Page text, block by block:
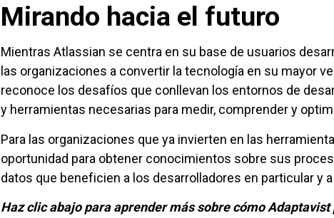
Mirando hacia el futuro
Mientras Atlassian se centra en su base de usuarios
las organizaciones a convertir la tecnología en su mayor
reconoce los desafíos que conllevan los entornos de
y herramientas necesarias para medir, comprender y
Para las organizaciones que ya invierten en las
oportunidad para obtener conocimientos sobre sus
datos que beneficien a los desarrolladores en particular y
Haz clic abajo para aprender más sobre cómo